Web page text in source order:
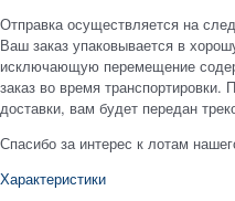
Отправка осуществляется на
Ваш заказ упаковывается в
исключающую перемещение
заказ во время
доставки, вам будет передан
Спасибо за интерес к лотам
Характеристики